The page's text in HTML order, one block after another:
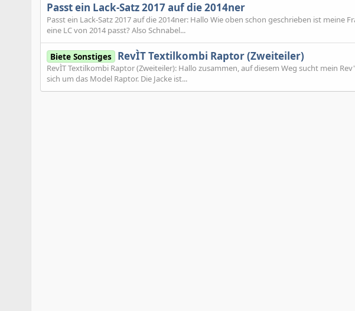
Passt ein Lack-Satz 2017 auf die 2014ner
Passt ein Lack-Satz 2017 auf die 2014ner: Hallo Wie oben schon geschrieben ist meine
eine LC von 2014 passt? Also Schnabel...
Biete Sonstiges RevÌT Textilkombi Raptor (Zweiteiler)
RevÌT Textilkombi Raptor (Zweiteiler): Hallo zusammen, auf diesem Weg sucht mein
sich um das Model Raptor. Die Jacke ist...